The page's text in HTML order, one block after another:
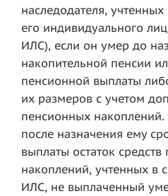
наследодателя,
его индивидуального
ИЛС), если он умер до
накопительной пенсии
пенсионной выплаты
их размеров с учетом
пенсионных накоплений.
после назначения ему
выплаты остаток
накоплений, учтенных в
ИЛС, не выплаченный